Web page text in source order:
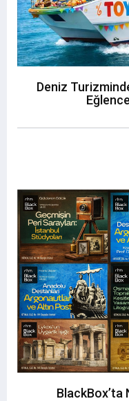
Deniz
BlackBox’ta